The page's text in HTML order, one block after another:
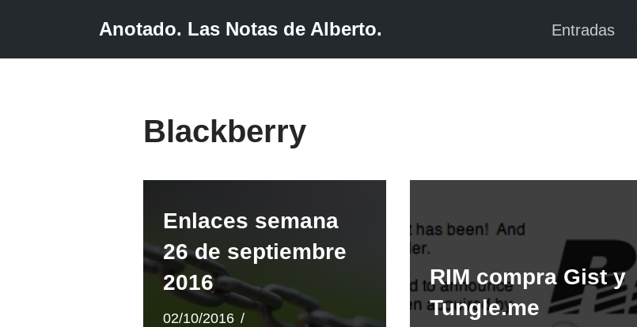
Anotado. Las Notas de Alberto. Entradas
Blackberry
Enlaces semana
26 de septiembre
2016
02/10/2016
RIM compra Gist y
Tungle.me